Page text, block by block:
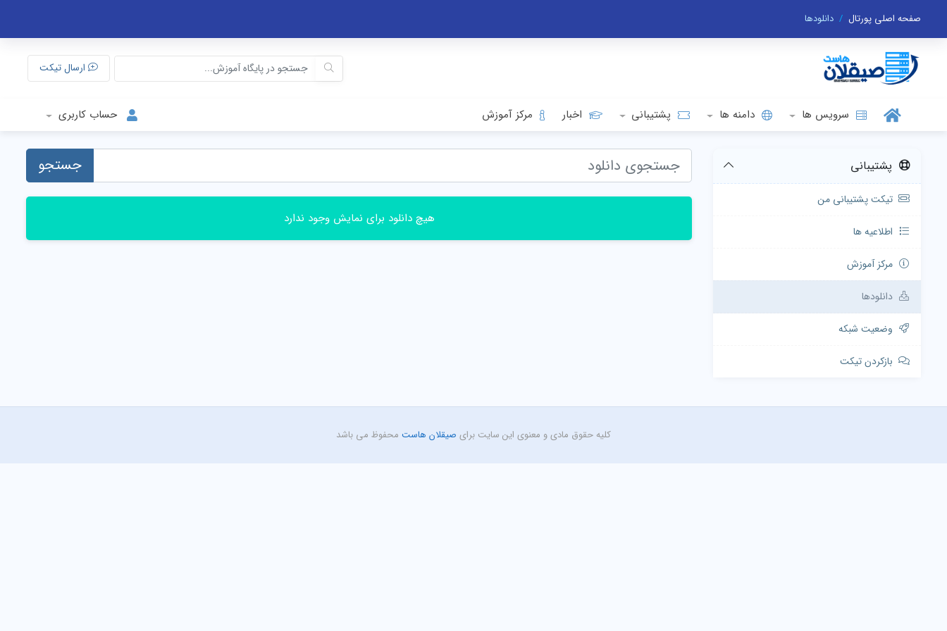
صفحه اصلی پورتال دانلودها
ارسال تیکت
سرویس ها دامنه ها پشتیبانی اخبار مرکز آموزش حساب کاربری
پشتیبانی
تیکت پشتیبانی من
اطلاعیه ها
مرکز آموزش
دانلودها
وضعیت شبکه
بازکردن تیکت
جستجو
هیچ دانلود برای نمایش وجود ندارد
کلیه حقوق مادی و معنوی این سایت برای صیقلان هاست محفوظ می باشد